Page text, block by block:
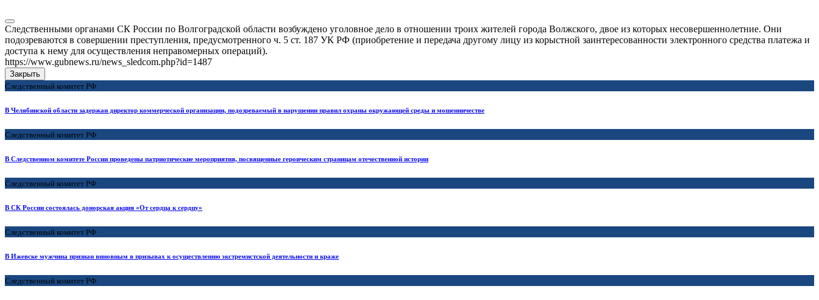
Следственными органами СК России по Волгоградской области возбуждено уголовное дело в отношении троих жителей города Волжского, двое из которых несовершеннолетние. Они
подозреваются в совершении преступления, предусмотренного ч. 5 ст. 187 УК РФ (приобретение и передача другому лицу из корыстной заинтересованности электронного средства платежа и
доступа к нему для осуществления неправомерных операций).
https://www.gubnews.ru/news_sledcom.php?id=1487
Закрыть
Следственный комитет РФ
В Челябинской области задержан директор коммерческой организации, подозреваемый в нарушении правил охраны окружающей среды и мошенничестве
Следственный комитет РФ
В Следственном комитете России проведены патриотические мероприятия, посвященные героическим страницам отечественной истории
Следственный комитет РФ
В СК России состоялась донорская акция «От сердца к сердцу»
Следственный комитет РФ
В Ижевске мужчина признан виновным в призывах к осуществлению экстремистской деятельности и краже
Следственный комитет РФ